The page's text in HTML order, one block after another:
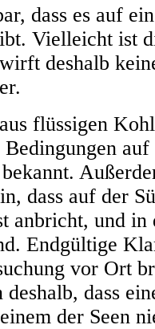
dass es auf
Vielleicht ist
deshalb
flüssigen
dass auf der
anbricht, und in
Endgültige
vor Ort
dass
der Seen